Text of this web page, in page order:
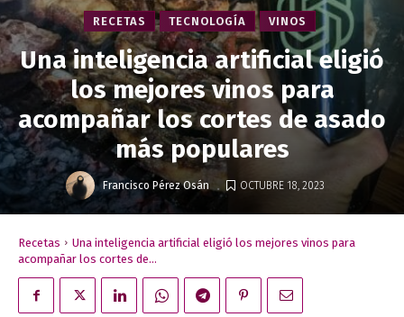
RECETAS TECNOLOGÍA VINOS
Una inteligencia artificial eligió
los mejores vinos para
acompañar los cortes de asado
más populares
Francisco Pérez Osán . OCTUBRE 18, 2023
Recetas
Una inteligencia artificial eligió los mejores vinos para
acompañar los cortes de...